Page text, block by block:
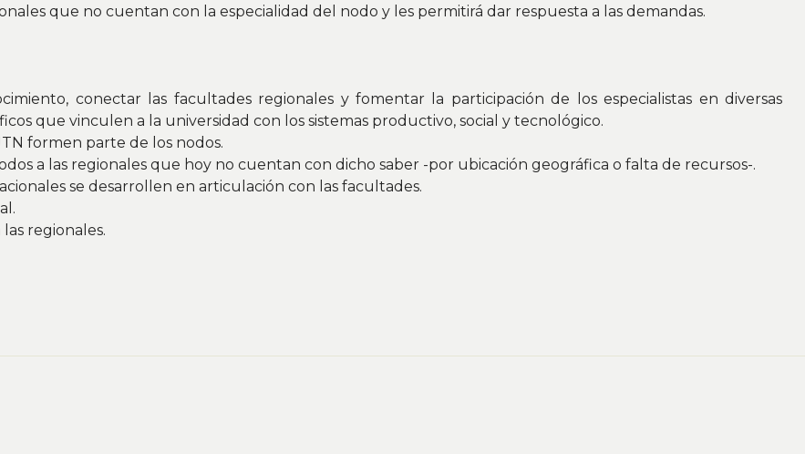
que no cuentan con la especialidad del nodo y les permitirá dar respuesta a las demandas.
conectar las facultades regionales y fomentar la participación de los especialistas en diversas
que vinculen a la universidad con los sistemas productivo, social y tecnológico.
formen parte de los nodos.
a las regionales que hoy no cuentan con dicho saber -por ubicación geográfica o falta de recursos-.
se desarrollen en articulación con las facultades.
regionales.